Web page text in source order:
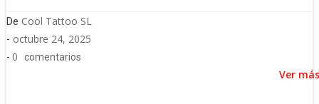
De Cool Tattoo SL
- octubre 24, 2025
- 0 comentarios
Ver más